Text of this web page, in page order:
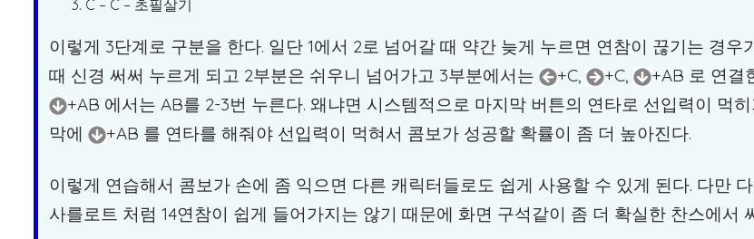
C – C – 초필살기
이렇게 3단계로 구분을 한다. 일단 1에서 2로 넘어갈 때 약간 늦게 누르면 연참이 끊기는 경우
때 신경 써써 누르게 되고 2부분은 쉬우니 넘어가고 3부분에서는
+C, +C,
+AB 로 연결
+AB 에서는 AB를 2-3번 누른다. 왜냐면 시스템적으로 마지막 버튼의 연타로 선입력이 먹
막에
+AB 를 연타를 해줘야 선입력이 먹혀서 콤보가 성공할 확률이 좀 더 높아진다.
이렇게 연습해서 콤보가 손에 좀 익으면 다른 캐릭터들로도 쉽게 사용할 수 있게 된다. 다만
사를로트 처럼 14연참이 쉽게 들어가지는 않기 때문에 화면 구석같이 좀 더 확실한 찬스에서